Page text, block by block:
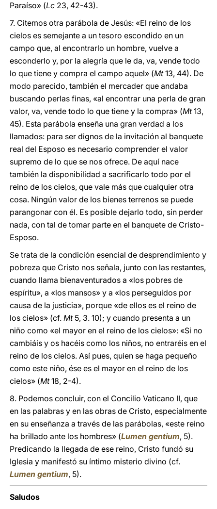
Paraíso» (Lc 23, 42-43).
7. Citemos otra parábola de Jesús: «El reino de los
cielos es semejante a un tesoro escondido en un
campo que, al encontrarlo un hombre, vuelve a
esconderlo y, por la alegría que le da, va, vende todo
lo que tiene y compra el campo aquel» (Mt13, 44). De
modo parecido, también el mercader que andaba
buscando perlas finas, «al encontrar una perla de gran
valor, va, vende todo lo que tiene y la compra» (Mt13,
45). Esta parábola enseña una gran verdad a los
llamados: para ser dignos de la invitación al banquete
real del Esposo es necesario comprender el valor
supremo de lo que se nos ofrece. De aquí nace
también la disponibilidad a sacrificarlo todo por el
reino de los cielos, que vale más que cualquier otra
cosa. Ningún valor de los bienes terrenos se puede
parangonar con él. Es posible dejarlo todo, sin perder
nada, con tal de tomar parte en el banquete de Cristo-
Esposo.
Se trata de la condición esencial de desprendimiento y
pobreza que Cristo nos señala, junto con las restantes,
cuando llama bienaventurados a «los pobres de
espíritu», a «los mansos» y a «los perseguidos por
causa de la justicia», porque «de ellos es el reino de
los cielos» (cf. Mt 5, 3. 10); y cuando presenta a un
niño como «el mayor en el reino de los cielos»: «Si no
cambiáis y os hacéis como los niños, no entraréis en el
reino de los cielos. Así pues, quien se haga pequeño
como este niño, ése es el mayor en el reino de los
cielos» (Mt18, 2-4).
8. Podemos concluir, con el Concilio Vaticano II, que
en las palabras y en las obras de Cristo, especialmente
en su enseñanza a través de las parábolas, «este reino
ha brillado ante los hombres» (Lumen gentium, 5).
Predicando la llegada de ese reino, Cristo fundó su
Iglesia y manifestó su íntimo misterio divino (cf.
Lumen gentium, 5).
Saludos